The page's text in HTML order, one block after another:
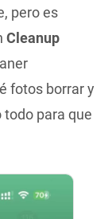
pero es
Cleanup
fotos borrar y
para que